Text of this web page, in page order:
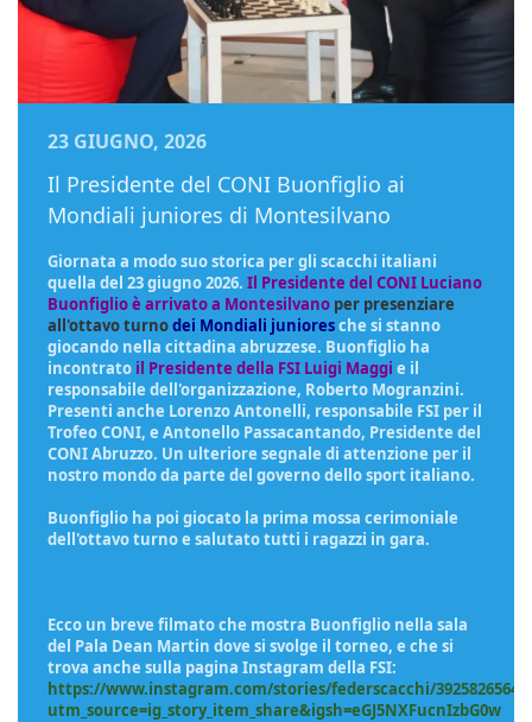
23 GIUGNO, 2026
Il Presidente del CONI Buonfiglio ai
Mondiali juniores di Montesilvano
Giornata a modo suo storica per gli scacchi italiani
quella del 23 giugno 2026. Il Presidente del CONI Luciano
Buonfiglioè arrivato a Montesilvano per presenziare
all'ottavo turnodei Mondiali junioresche si stanno
giocando nella cittadina abruzzese. Buonfiglio ha
incontrato il Presidente della FSI Luigi Maggi e il
responsabile dell'organizzazione, Roberto Mogranzini.
Presenti anche Lorenzo Antonelli, responsabile FSI per il
Trofeo CONI, e Antonello Passacantando, Presidente del
CONI Abruzzo. Un ulteriore segnale di attenzione per il
nostro mondo da parte del governo dello sport italiano.
Buonfiglio ha poi giocato la prima mossa cerimoniale
dell'ottavo turno e salutato tutti i ragazzi in gara.
Ecco un breve filmato che mostra Buonfiglio nella sala
del Pala Dean Martin dove si svolge il torneo, e che si
trova anche sulla pagina Instagram della FSI:
https://www.instagram.com/stories/federscacchi/
utm_source=ig_story_item_share&igsh=eGJ5NXFucnIzbG0w